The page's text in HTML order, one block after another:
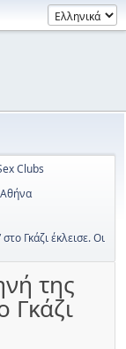
Clubs
Γκάζι έκλεισε. Οι
της
Γκάζι